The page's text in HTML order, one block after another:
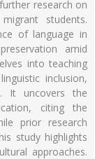
research on
students.
of language in
amid
into teaching
inclusion,
It uncovers the
citing the
prior research
study highlights
approaches.